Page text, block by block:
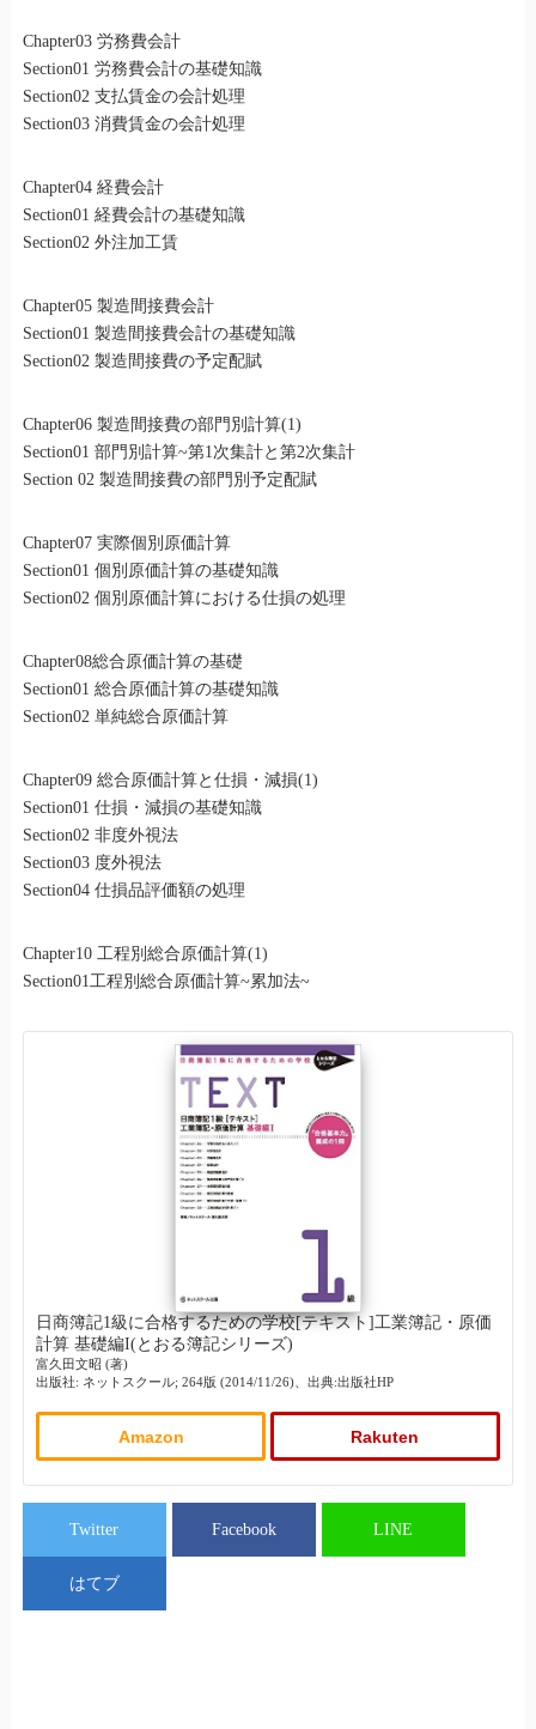
Chapter03 労務費会計
Section01 労務費会計の基礎知識
Section02 支払賃金の会計処理
Section03 消費賃金の会計処理
Chapter04 経費会計
Section01 経費会計の基礎知識
Section02 外注加工賃
Chapter05 製造間接費会計
Section01 製造間接費会計の基礎知識
Section02 製造間接費の予定配賦
Chapter06 製造間接費の部門別計算(1)
Section01 部門別計算~第1次集計と第2次集計
Section 02 製造間接費の部門別予定配賦
Chapter07 実際個別原価計算
Section01 個別原価計算の基礎知識
Section02 個別原価計算における仕損の処理
Chapter08総合原価計算の基礎
Section01 総合原価計算の基礎知識
Section02 単純総合原価計算
Chapter09 総合原価計算と仕損・減損(1)
Section01 仕損・減損の基礎知識
Section02 非度外視法
Section03 度外視法
Section04 仕損品評価額の処理
Chapter10 工程別総合原価計算(1)
Section01工程別総合原価計算~累加法~
日商簿記1級に合格するための学校[テキスト]工業簿記・原価
計算 基礎編I(とおる簿記シリーズ)
富久田文昭 (著)
出版社: ネットスクール; 264版 (2014/11/26)、出典:出版社HP
Amazon Rakuten
Twitter Facebook LINE
はてブ